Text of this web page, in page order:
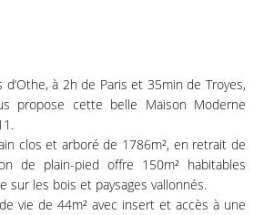
à 2h de Paris et 35min de Troyes,
propose cette belle Maison Moderne
clos et arboré de 1786m², en retrait de
de plain-pied offre 150m² habitables
sur les bois et paysages vallonnés.
vie de 44m² avec insert et accès à une